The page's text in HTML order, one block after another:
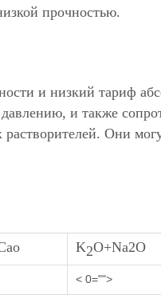
прочностью.
и низкий тариф
и также
Они
K2O+Na2O
< 0="">